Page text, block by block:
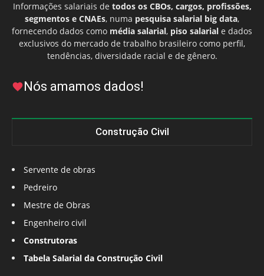
Informações salariais de todos os CBOs, cargos, profissões,
segmentos e CNAEs, numa pesquisa salarial big data,
fornecendo dados como média salarial, piso salarial e dados
exclusivos do mercado de trabalho brasileiro como perfil,
tendências, diversidade racial e de gênero.
Nós amamos dados!
Construção Civil
Servente de obras
Pedreiro
Mestre de Obras
Engenheiro civil
Construtoras
Tabela Salarial da Construção Civil